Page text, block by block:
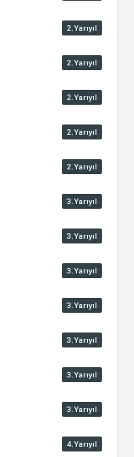
2.Yarıyıl
2.Yarıyıl
2.Yarıyıl
2.Yarıyıl
2.Yarıyıl
3.Yarıyıl
3.Yarıyıl
3.Yarıyıl
3.Yarıyıl
3.Yarıyıl
3.Yarıyıl
3.Yarıyıl
4.Yarıyıl